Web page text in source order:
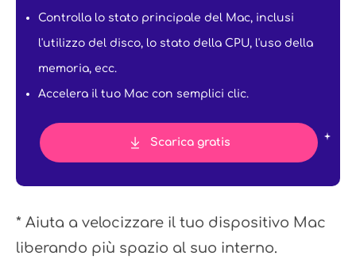
Controlla lo stato principale del Mac, inclusi
l'utilizzo del disco, lo stato della CPU, l'uso della
memoria, ecc.
Accelera il tuo Mac con semplici clic.
Scarica gratis
* Aiuta a velocizzare il tuo dispositivo Mac
liberando più spazio al suo interno.